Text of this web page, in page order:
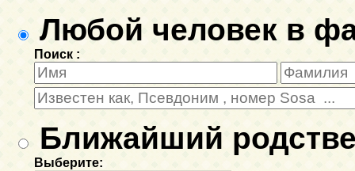
Любой человек в
Поиск :
Ближайший
Выберите: